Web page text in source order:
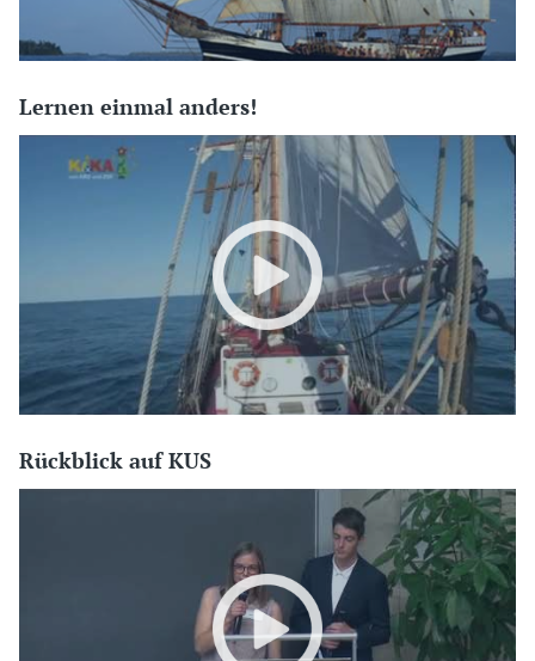
Lernen einmal anders!
Rückblick auf KUS